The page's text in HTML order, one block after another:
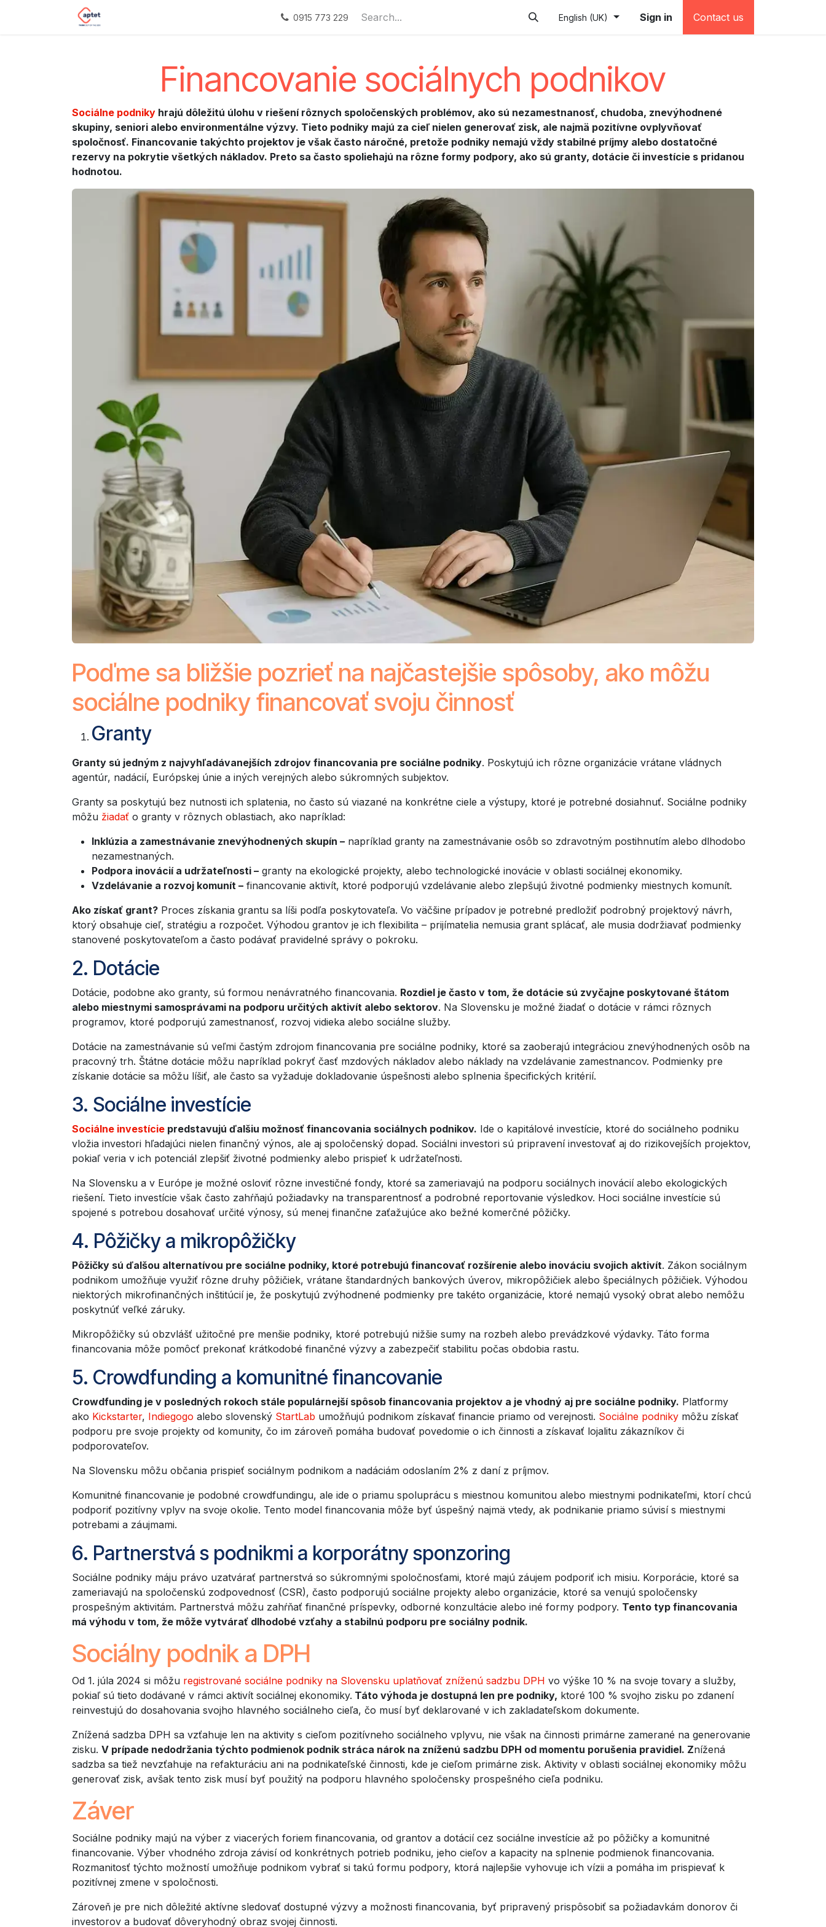
Our services Podporované zamestnávanie Náhradné plnenie (testovacia)
0915 773 229 English (UK) Sign in Contact us
Financovanie sociálnych podnikov
Sociálne podniky hrajú dôležitú úlohu v riešení rôznych spoločenských problémov, ako sú nezamestnanosť, chudoba, znevýhodnené
skupiny, seniori alebo environmentálne výzvy. Tieto podniky majú za cieľ nielen generovať zisk, ale najmä pozitívne ovplyvňovať
spoločnosť. Financovanie takýchto projektov je však často náročné, pretože podniky nemajú vždy stabilné príjmy alebo dostatočné
rezervy na pokrytie všetkých nákladov. Preto sa často spoliehajú na rôzne formy podpory, ako sú granty, dotácie či investície s pridanou
hodnotou.
Poďme sa bližšie pozrieť na najčastejšie spôsoby, ako môžu
sociálne podniky financovať svoju činnosť
Granty
Granty sú jedným z najvyhľadávanejších zdrojov financovania pre sociálne podniky. Poskytujú ich rôzne organizácie vrátane vládnych
agentúr, nadácií, Európskej únie a iných verejných alebo súkromných subjektov.
Granty sa poskytujú bez nutnosti ich splatenia, no často sú viazané na konkrétne ciele a výstupy, ktoré je potrebné dosiahnuť. Sociálne podniky
môžu žiadať o granty v rôznych oblastiach, ako napríklad:
Inklúzia a zamestnávanie znevýhodnených skupín – napríklad granty na zamestnávanie osôb so zdravotným postihnutím alebo dlhodobo
nezamestnaných.
Podpora inovácií a udržateľnosti – granty na ekologické projekty, alebo technologické inovácie v oblasti sociálnej ekonomiky.
Vzdelávanie a rozvoj komunít – financovanie aktivít, ktoré podporujú vzdelávanie alebo zlepšujú životné podmienky miestnych komunít.
Ako získať grant? Proces získania grantu sa líši podľa poskytovateľa. Vo väčšine prípadov je potrebné predložiť podrobný projektový návrh,
ktorý obsahuje cieľ, stratégiu a rozpočet. Výhodou grantov je ich flexibilita – prijímatelia nemusia grant splácať, ale musia dodržiavať podmienky
stanovené poskytovateľom a často podávať pravidelné správy o pokroku.
2. Dotácie
Dotácie, podobne ako granty, sú formou nenávratného financovania. Rozdiel je často v tom, že dotácie sú zvyčajne poskytované štátom
alebo miestnymi samosprávami na podporu určitých aktivít alebo sektorov. Na Slovensku je možné žiadať o dotácie v rámci rôznych
programov, ktoré podporujú zamestnanosť, rozvoj vidieka alebo sociálne služby.
Dotácie na zamestnávanie sú veľmi častým zdrojom financovania pre sociálne podniky, ktoré sa zaoberajú integráciou znevýhodnených osôb na
pracovný trh. Štátne dotácie môžu napríklad pokryť časť mzdových nákladov alebo náklady na vzdelávanie zamestnancov. Podmienky pre
získanie dotácie sa môžu líšiť, ale často sa vyžaduje dokladovanie úspešnosti alebo splnenia špecifických kritérií.
3. Sociálne investície
Sociálne investície predstavujú ďalšiu možnosť financovania sociálnych podnikov. Ide o kapitálové investície, ktoré do sociálneho podniku
vložia investori hľadajúci nielen finančný výnos, ale aj spoločenský dopad. Sociálni investori sú pripravení investovať aj do rizikovejších projektov,
pokiaľ veria v ich potenciál zlepšiť životné podmienky alebo prispieť k udržateľnosti.
Na Slovensku a v Európe je možné osloviť rôzne investičné fondy, ktoré sa zameriavajú na podporu sociálnych inovácií alebo ekologických
riešení. Tieto investície však často zahŕňajú požiadavky na transparentnosť a podrobné reportovanie výsledkov. Hoci sociálne investície sú
spojené s potrebou dosahovať určité výnosy, sú menej finančne zaťažujúce ako bežné komerčné pôžičky.
4. Pôžičky a mikropôžičky
Pôžičky sú ďalšou alternatívou pre sociálne podniky, ktoré potrebujú financovať rozšírenie alebo inováciu svojich aktivít. Zákon sociálnym
podnikom umožňuje využiť rôzne druhy pôžičiek, vrátane štandardných bankových úverov, mikropôžičiek alebo špeciálnych pôžičiek. Výhodou
niektorých mikrofinančných inštitúcií je, že poskytujú zvýhodnené podmienky pre takéto organizácie, ktoré nemajú vysoký obrat alebo nemôžu
poskytnúť veľké záruky.
Mikropôžičky sú obzvlášť užitočné pre menšie podniky, ktoré potrebujú nižšie sumy na rozbeh alebo prevádzkové výdavky. Táto forma
financovania môže pomôcť prekonať krátkodobé finančné výzvy a zabezpečiť stabilitu počas obdobia rastu.
5. Crowdfunding a komunitné financovanie
Crowdfunding je v posledných rokoch stále populárnejší spôsob financovania projektov a je vhodný aj pre sociálne podniky. Platformy
ako Kickstarter, Indiegogo alebo slovenský StartLab umožňujú podnikom získavať financie priamo od verejnosti. Sociálne podniky môžu získať
podporu pre svoje projekty od komunity, čo im zároveň pomáha budovať povedomie o ich činnosti a získavať lojalitu zákazníkov či
podporovateľov.
Na Slovensku môžu občania prispieť sociálnym podnikom a nadáciám odoslaním 2% z daní z príjmov.
Komunitné financovanie je podobné crowdfundingu, ale ide o priamu spoluprácu s miestnou komunitou alebo miestnymi podnikateľmi, ktorí chcú
podporiť pozitívny vplyv na svoje okolie. Tento model financovania môže byť úspešný najmä vtedy, ak podnikanie priamo súvisí s miestnymi
potrebami a záujmami.
6. Partnerstvá s podnikmi a korporátny sponzoring
Sociálne podniky máju právo uzatvárať partnerstvá so súkromnými spoločnosťami, ktoré majú záujem podporiť ich misiu. Korporácie, ktoré sa
zameriavajú na spoločenskú zodpovednosť (CSR), často podporujú sociálne projekty alebo organizácie, ktoré sa venujú spoločensky
prospešným aktivitám. Partnerstvá môžu zahŕňať finančné príspevky, odborné konzultácie alebo iné formy podpory. Tento typ financovania
má výhodu v tom, že môže vytvárať dlhodobé vzťahy a stabilnú podporu pre sociálny podnik.
Sociálny podnik a DPH
Od 1. júla 2024 si môžu registrované sociálne podniky na Slovensku uplatňovať zníženú sadzbu DPH vo výške 10 % na svoje tovary a služby,
pokiaľ sú tieto dodávané v rámci aktivít sociálnej ekonomiky. Táto výhoda je dostupná len pre podniky, ktoré 100 % svojho zisku po zdanení
reinvestujú do dosahovania svojho hlavného sociálneho cieľa, čo musí byť deklarované v ich zakladateľskom dokumente.
Znížená sadzba DPH sa vzťahuje len na aktivity s cieľom pozitívneho sociálneho vplyvu, nie však na činnosti primárne zamerané na generovanie
zisku. V prípade nedodržania týchto podmienok podnik stráca nárok na zníženú sadzbu DPH od momentu porušenia pravidiel. Znížená
sadzba sa tiež nevzťahuje na refakturáciu ani na podnikateľské činnosti, kde je cieľom primárne zisk. Aktivity v oblasti sociálnej ekonomiky môžu
generovať zisk, avšak tento zisk musí byť použitý na podporu hlavného spoločensky prospešného cieľa podniku.
Záver
Sociálne podniky majú na výber z viacerých foriem financovania, od grantov a dotácií cez sociálne investície až po pôžičky a komunitné
financovanie. Výber vhodného zdroja závisí od konkrétnych potrieb podniku, jeho cieľov a kapacity na splnenie podmienok financovania.
Rozmanitosť týchto možností umožňuje podnikom vybrať si takú formu podpory, ktorá najlepšie vyhovuje ich vízii a pomáha im prispievať k
pozitívnej zmene v spoločnosti.
Zároveň je pre nich dôležité aktívne sledovať dostupné výzvy a možnosti financovania, byť pripravený prispôsobiť sa požiadavkám donorov či
investorov a budovať dôveryhodný obraz svojej činnosti.